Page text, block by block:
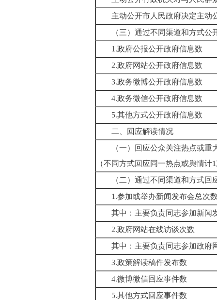
主动公开市人民政府决定主动
（三）通过不同渠道和方式公
1.政府公报公开政府信息数
2.政府网站公开政府信息数
3.政务微博公开政府信息数
4.政务微信公开政府信息数
5.其他方式公开政府信息数
二、回应解读情况
（一）回应公众关注热点或重
（不同方式回应同一热点或舆情计1
（二）通过不同渠道和方式回
1.参加或举办新闻发布会总次
其中：主要负责同志参加新闻
2.政府网站在线访谈次数
其中：主要负责同志参加政府
3.政策解读稿件发布数
4.微博微信回应事件数
5.其他方式回应事件数